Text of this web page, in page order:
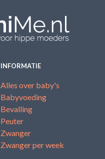
INFORMATIE
Alles over baby's
Babyvoeding
Bevalling
Peuter
Zwanger
Zwanger per week